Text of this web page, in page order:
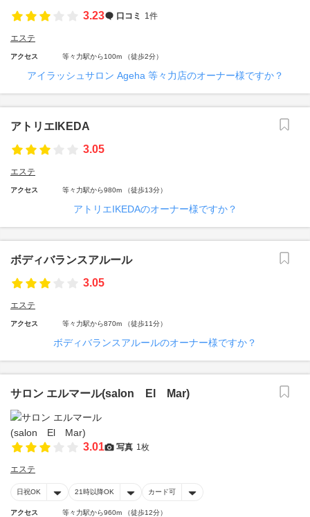
3.23
口コミ 1件
エステ
アクセス 等々力駅から100m （徒歩2分）
アイラッシュサロン Ageha 等々力店のオーナー様ですか？
アトリエIKEDA
3.05
エステ
アクセス 等々力駅から980m （徒歩13分）
アトリエIKEDAのオーナー様ですか？
ボディバランスアルール
3.05
エステ
アクセス 等々力駅から870m （徒歩11分）
ボディバランスアルールのオーナー様ですか？
サロン エルマール(salon El Mar)
3.01 写真 1枚
エステ
日祝OK 21時以降OK カード可
アクセス 等々力駅から960m （徒歩12分）